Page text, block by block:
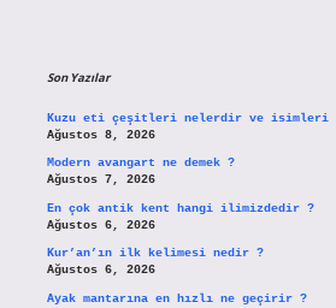
Son Yazılar
Kuzu eti çeşitleri nelerdir ve isimleri
Ağustos 8, 2026
Modern avangart ne demek ?
Ağustos 7, 2026
En çok antik kent hangi ilimizdedir ?
Ağustos 6, 2026
Kur’an’ın ilk kelimesi nedir ?
Ağustos 6, 2026
Ayak mantarına en hızlı ne geçirir ?